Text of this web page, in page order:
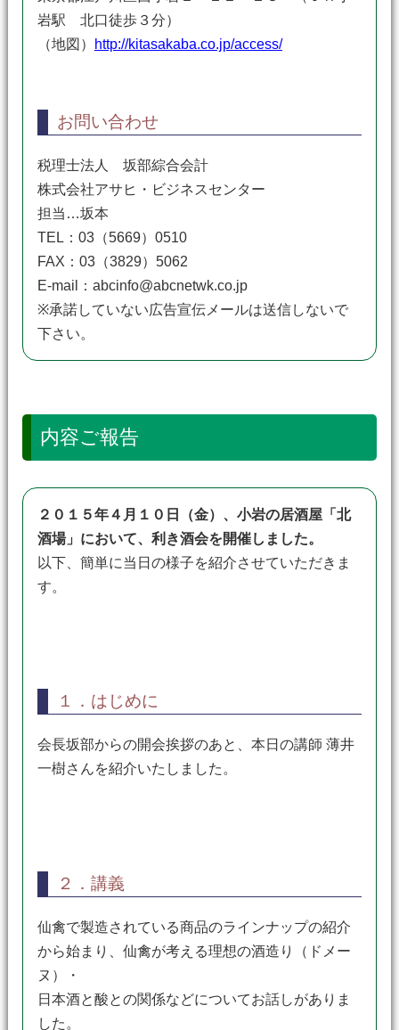
岩駅 北口徒歩３分）
（地図）
http://kitasakaba.co.jp/access/
お問い合わせ
税理士法人 坂部綜合会計
株式会社アサヒ・ビジネスセンター
担当…坂本
TEL：03（5669）0510
FAX：03（3829）5062
E-mail：abcinfo@abcnetwk.co.jp
※承諾していない広告宣伝メールは送信しないで
下さい。
内容ご報告
２０１５年４月１０日（金）、小岩の居酒屋「北
酒場」において、利き酒会を開催しました。
以下、簡単に当日の様子を紹介させていただきま
す。
１．はじめに
会長坂部からの開会挨拶のあと、本日の講師 薄井
一樹さんを紹介いたしました。
２．講義
仙禽で製造されている商品のラインナップの紹介
から始まり、仙禽が考える理想の酒造り（ドメー
ヌ）・
日本酒と酸との関係などについてお話しがありま
した。